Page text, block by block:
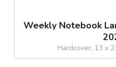
Weekly Notebook
Hardcover, 13 x